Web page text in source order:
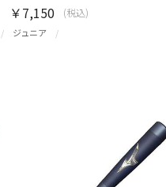
ジュニア
￥7,150 (税込)